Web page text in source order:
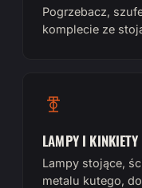
Pogrzebacz,
komplecie ze
LAMPY I KINKIETY
Lampy stojące,
metalu kutego,